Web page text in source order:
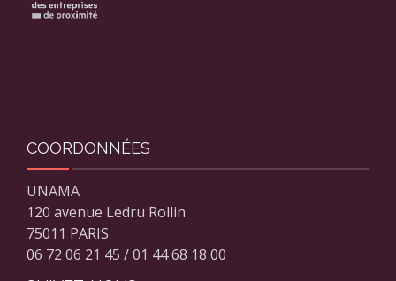
COORDONNÉES
UNAMA
120 avenue Ledru Rollin
75011 PARIS
06 72 06 21 45 / 01 44 68 18 00